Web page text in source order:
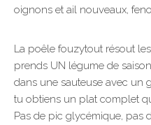
oignons et ail nouveaux,
La poêle fouzytout résout
prends UN légume de
dans une sauteuse avec un
tu obtiens un plat complet
Pas de pic glycémique, pas